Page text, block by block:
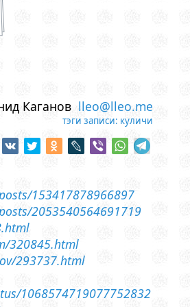
Каганов lleo@lleo.me
тэги записи: куличи
153417878966897
2053540564691719
320845.html
293737.html
1068574719077752832